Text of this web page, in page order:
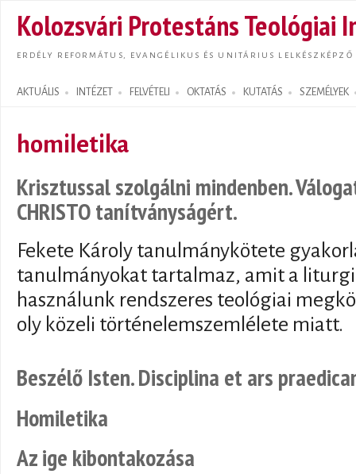
Kolozsvári Protestáns Teológiai
ERDÉLY REFORMÁTUS, EVANGÉLIKUS ÉS UNITÁRIUS LELKÉSZKÉPZŐ
AKTUÁLIS INTÉZET FELVÉTELI OKTATÁS KUTATÁS SZEMÉLYEK
Search form
homiletika
Krisztussal szolgálni mindenben.
CHRISTO tanítványságért.
Fekete Károly tanulmánykötete
tanulmányokat tartalmaz, amit a
használunk rendszeres teológiai
oly közeli történelemszemlélete miatt.
Beszélő Isten. Disciplina et ars
Homiletika
Az ige kibontakozása